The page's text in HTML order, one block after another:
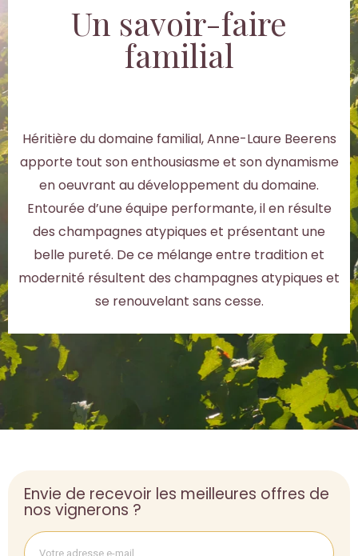
Un savoir-faire
familial
Héritière du domaine familial, Anne-Laure Beerens
apporte tout son enthousiasme et son dynamisme
en oeuvrant au développement du domaine.
Entourée d’une équipe performante, il en résulte
des champagnes atypiques et présentant une
belle pureté. De ce mélange entre tradition et
modernité résultent des champagnes atypiques et
se renouvelant sans cesse.
Envie de recevoir les meilleures offres de
nos vignerons ?